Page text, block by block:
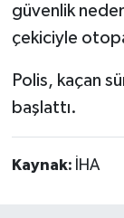
güvenlik
çekiciyle
Polis, kaçan
başlattı.
Kaynak: İHA